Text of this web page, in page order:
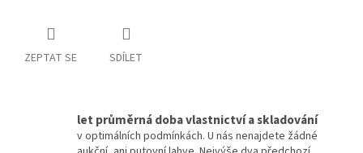
ZEPTAT SE SDÍLET
let průměrná doba vlastnictví a skladování
v optimálních podmínkách. U nás nenajdete žádné